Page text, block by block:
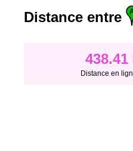
Distance entre
438.41
Distance en